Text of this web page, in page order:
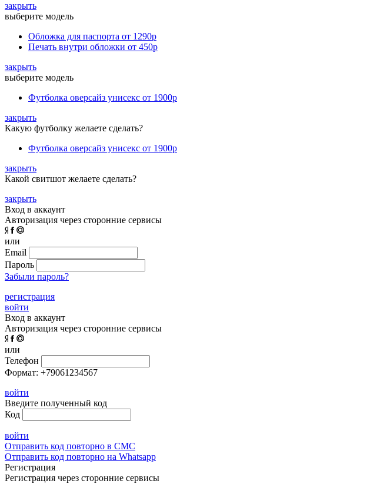
закрыть
выберите модель
Обложка для паспорта от 1290р
Печать внутри обложки от 450р
закрыть
выберите модель
Футболка оверсайз унисекс от 1900р
закрыть
Какую футболку желаете сделать?
Футболка оверсайз унисекс от 1900р
закрыть
Какой свитшот желаете сделать?
закрыть
Вход в аккаунт
Авторизация через сторонние сервисы
или
Email
Пароль
Забыли пароль?
регистрация
войти
Вход в аккаунт
Авторизация через сторонние сервисы
или
Телефон
Формат: +79061234567
войти
Введите полученный код
Код
войти
Отправить код повторно в СМС
Отправить код повторно на Whatsapp
Регистрация
Регистрация через сторонние сервисы